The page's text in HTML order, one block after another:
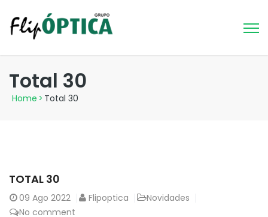
Total 30
Home > Total 30
TOTAL 30
09 Ago 2022 Flipoptica
Novidades
No comment